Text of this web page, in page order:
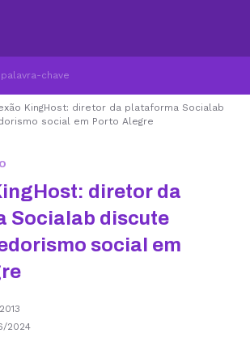
KingHost: diretor da plataforma Socialab
social em Porto Alegre
diretor da
Socialab discute
social em
2024